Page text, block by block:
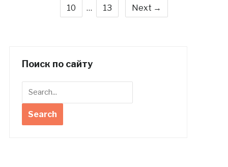
10 … 13 Next →
Поиск по сайту